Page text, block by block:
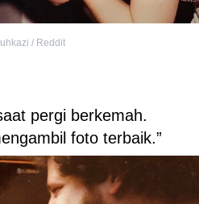
/ Reddit
pergi berkemah.
foto terbaik.”